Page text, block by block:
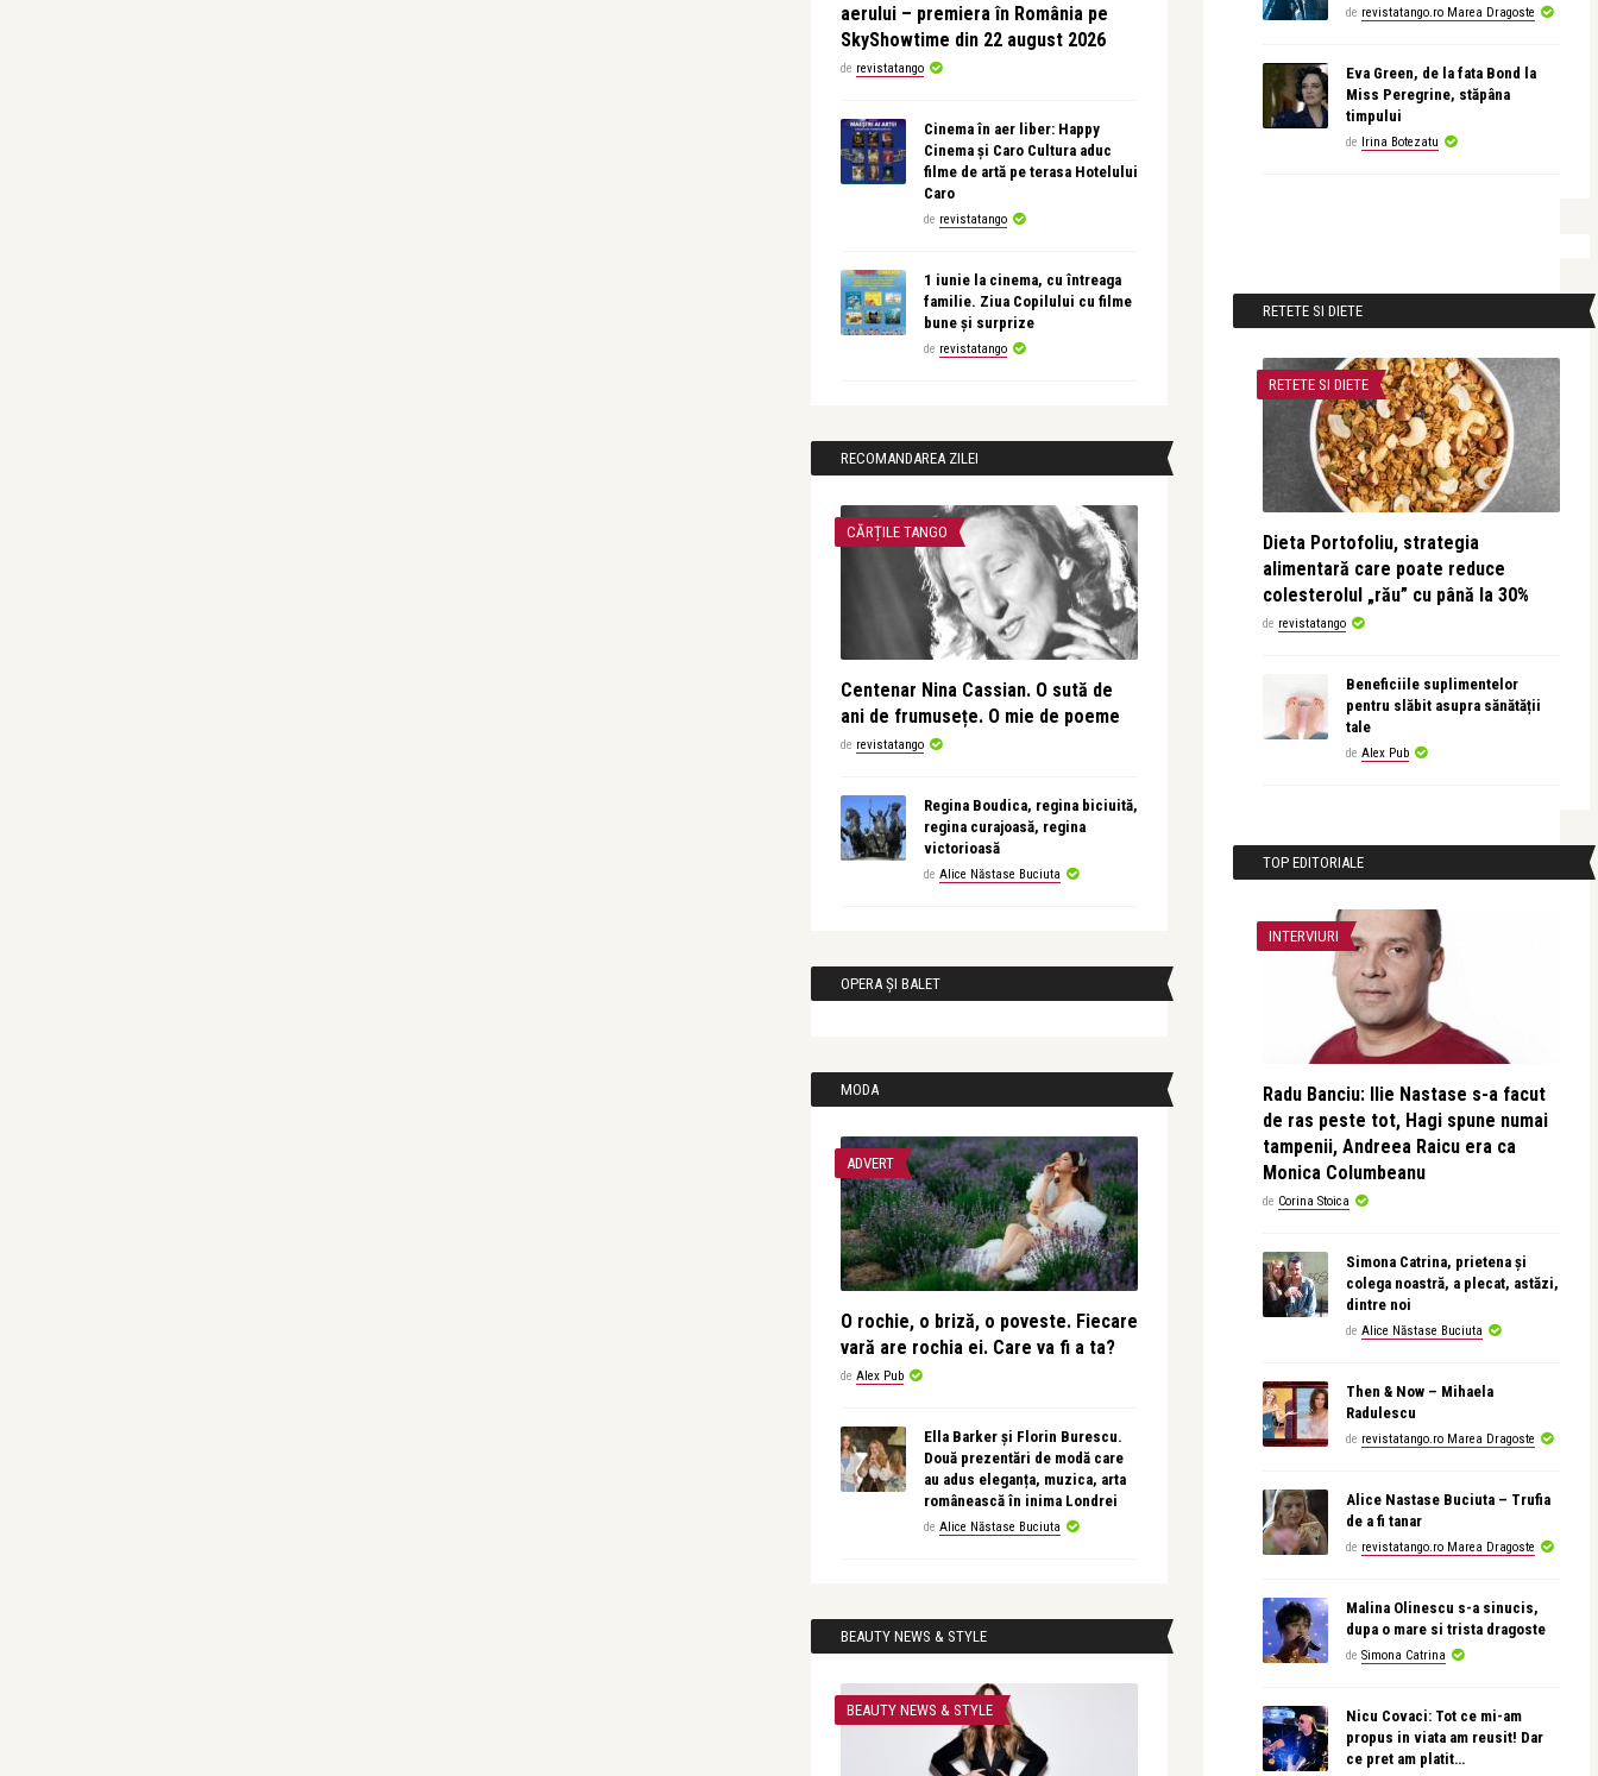
aerului – premiera în România pe
SkyShowtime din 22 august 2026
de revistatango
Cinema în aer liber: Happy
Cinema și Caro Cultura aduc
filme de artă pe terasa Hotelului
Caro
de revistatango
1 iunie la cinema, cu întreaga
familie. Ziua Copilului cu filme
bune și surprize
de revistatango
RECOMANDAREA ZILEI
CĂRȚILE TANGO
Centenar Nina Cassian. O sută de
ani de frumusețe. O mie de poeme
de revistatango
Regina Boudica, regina biciuită,
regina curajoasă, regina
victorioasă
de Alice Năstase Buciuta
OPERA ȘI BALET
MODA
ADVERT
O rochie, o briză, o poveste. Fiecare
vară are rochia ei. Care va fi a ta?
de Alex Pub
Ella Barker și Florin Burescu.
Două prezentări de modă care
au adus eleganța, muzica, arta
românească în inima Londrei
de Alice Năstase Buciuta
BEAUTY NEWS & STYLE
BEAUTY NEWS & STYLE
de revistatango.ro Marea Dragoste
Eva Green, de la fata Bond la
Miss Peregrine, stăpâna
timpului
de Irina Botezatu
RETETE SI DIETE
RETETE SI DIETE
Dieta Portofoliu, strategia
alimentară care poate reduce
colesterolul „rău” cu până la 30%
de revistatango
Beneficiile suplimentelor
pentru slăbit asupra sănătății
tale
de Alex Pub
TOP EDITORIALE
INTERVIURI
Radu Banciu: Ilie Nastase s-a facut
de ras peste tot, Hagi spune numai
tampenii, Andreea Raicu era ca
Monica Columbeanu
de Corina Stoica
Simona Catrina, prietena și
colega noastră, a plecat, astăzi,
dintre noi
de Alice Năstase Buciuta
Then & Now – Mihaela
Radulescu
de revistatango.ro Marea Dragoste
Alice Nastase Buciuta – Trufia
de a fi tanar
de revistatango.ro Marea Dragoste
Malina Olinescu s-a sinucis,
dupa o mare si trista dragoste
de Simona Catrina
Nicu Covaci: Tot ce mi-am
propus in viata am reusit! Dar
ce pret am platit…